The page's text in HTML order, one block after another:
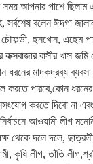
সময় আপনার পাশে
সর্বশেষ বলেন ঈদগা
ছনখোন, এছেম
বাসীর খাস জমি
মাদকদ্রব্য ব্যবসা
করতে পারবে,কোন
করতে দিবো না
আওয়ামী লীগ
থেকে দলে দলে,
কৃষি লীগ, তাঁতি